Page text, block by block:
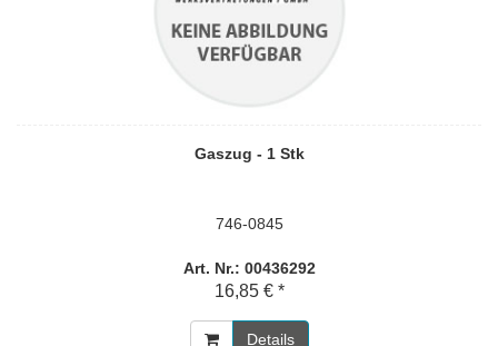
Gaszug - 1 Stk
746-0845
Art. Nr.: 00436292
16,85 € *
Details